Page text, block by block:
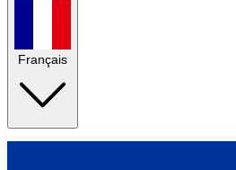
Français